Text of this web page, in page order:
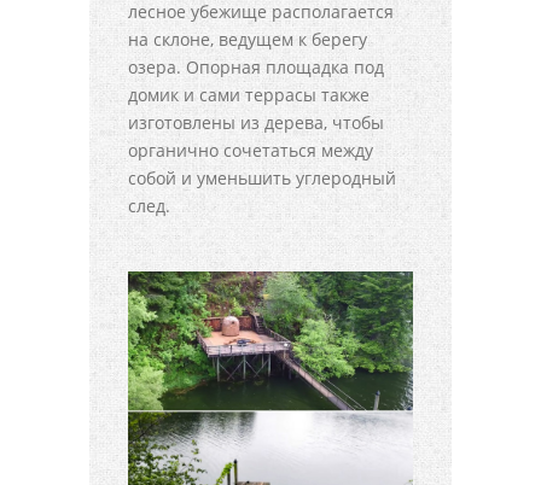
лесное убежище располагается
на склоне, ведущем к берегу
озера. Опорная площадка под
домик и сами террасы также
изготовлены из дерева, чтобы
органично сочетаться между
собой и уменьшить углеродный
след.